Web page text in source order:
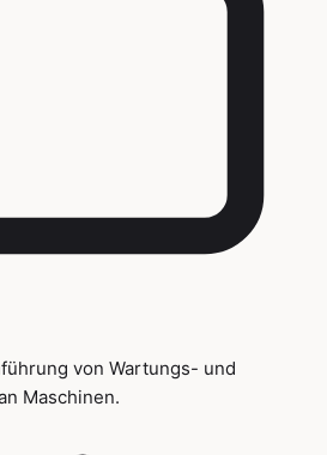
von Wartungs- und
Maschinen.